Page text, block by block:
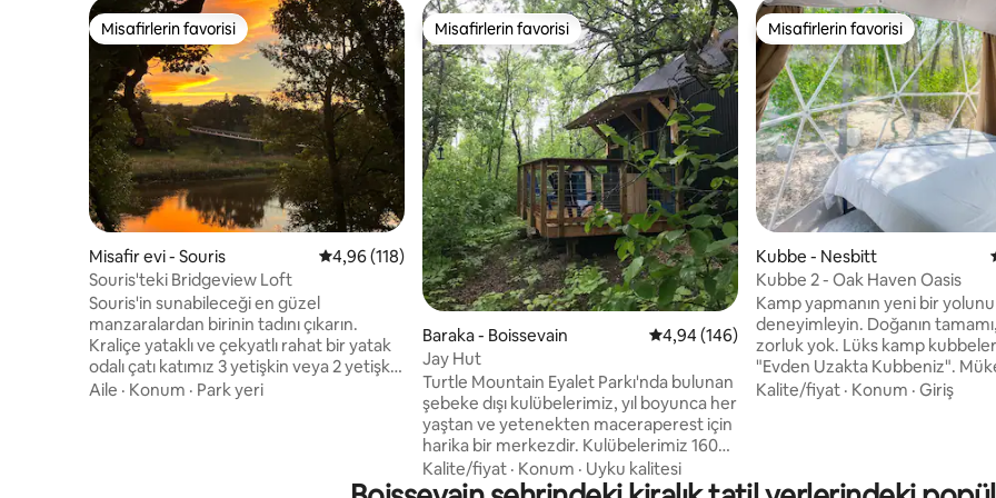
Misafirlerin favorisi
Misafirlerin favorisi
Misafir evi - Souris 5 üzerinden ortalama 4,96 puan, 118 değerlendirme
4,96 (118)
Souris'teki Bridgeview Loft
Souris'in sunabileceği en güzel
manzaralardan birinin tadını çıkarın.
Kraliçe yataklı ve çekyatlı rahat bir yatak
odalı çatı katımız 3 yetişkin veya 2 yetişkin
ve 2 çocuk barındırabilir. Tüm yıl boyunca
tadını çıkarabilir, egzotik tavus kuşlarımızı
Aile · Konum · Park yeri
Misafirlerin favorisi
Misafirlerin favorisi
Baraka - Boissevain 5 üzerinden ortalama 4,94 puan, 146
4,94 (146)
Jay Hut
Turtle Mountain Eyalet Parkı'nda bulunan
şebeke dışı kulübelerimiz, yıl boyunca her
yaştan ve yetenekten maceraperest için
harika bir merkezdir. Kulübelerimiz 160
metrekarelik küçük alanlarına çok şey
sığdırıyor. Odun sobası, pişirme alanı,
Kalite/fiyat · Konum · Uyku kalitesi
Misafirlerin favorisi
Misafirlerin favorisi
Kubbe - Nesbitt
Kubbe 2 - Oak Haven Oasis
Kamp yapmanın yeni bir yolunu
deneyimleyin. Doğanın
zorluk yok. Lüks kamp
"Evden Uzakta Kubbeniz".
romantik, benzersiz ve lüks bir
paylaşmayı tercih eder, mekânı
Kalite/fiyat · Konum · Giriş